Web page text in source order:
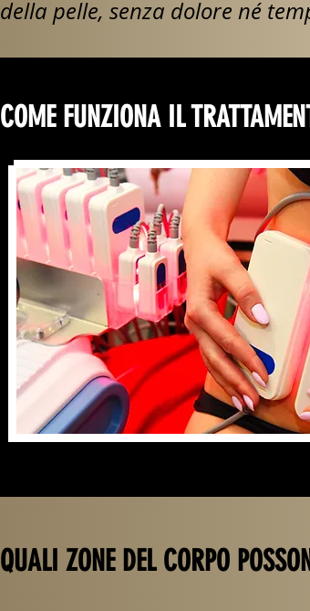
della pelle, senza dolore né
COME FUNZIONA IL
QUALI ZONE DEL CORPO